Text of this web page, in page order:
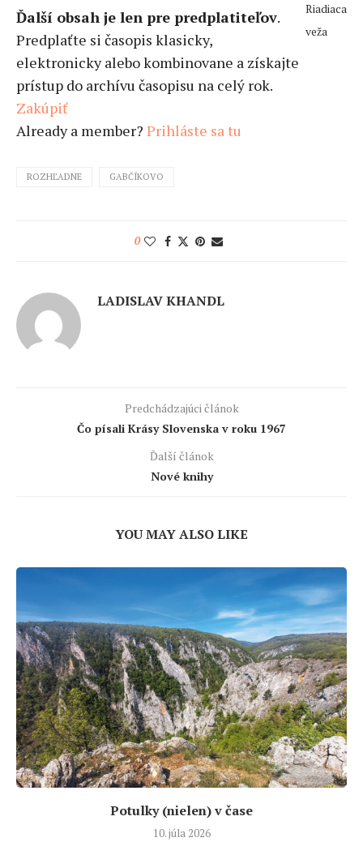
Riadiaca
veža
Ďalší obsah je len pre predplatiteľov.
Predplaťte si časopis klasicky,
elektronicky alebo kombinovane a získajte
prístup do archívu časopisu na celý rok.
Zakúpiť
Already a member? Prihláste sa tu
ROZHĽADNE GABČÍKOVO
0
LADISLAV KHANDL
Predchádzajúci článok
Čo písali Krásy Slovenska v roku 1967
Ďalší článok
Nové knihy
YOU MAY ALSO LIKE
Potulky (nielen) v čase
10. júla 2026